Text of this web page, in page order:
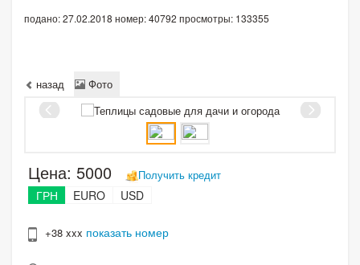
подано: 27.02.2018 номер: 40792 просмотры: 133355
назад Фото
Цена: 5000 Получить кредит
ГРН EURO USD
+38 xxx показать номер